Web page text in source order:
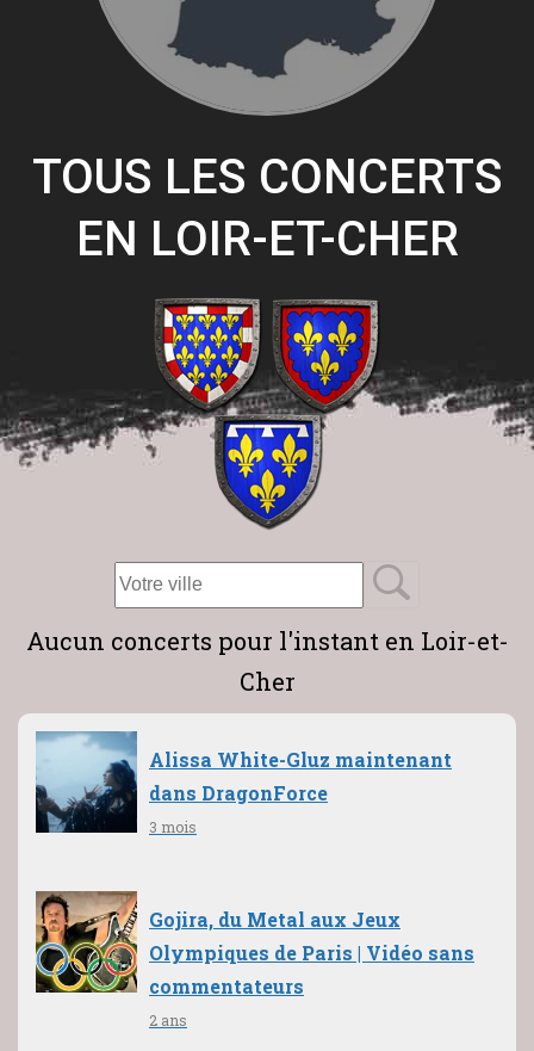
TOUS LES CONCERTS
EN LOIR-ET-CHER
Aucun concerts pour l'instant en Loir-et-
Cher
Alissa White-Gluz maintenant
dans DragonForce
3 mois
Gojira, du Metal aux Jeux
Olympiques de Paris | Vidéo sans
commentateurs
2 ans